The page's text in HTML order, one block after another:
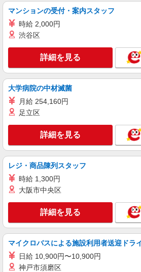
マンションの受付・案内スタッフ
時給 2,000円
渋谷区
詳細を見る
大学病院の中材滅菌
月給 254,160円
足立区
詳細を見る
レジ・商品陳列スタッフ
時給 1,300円
大阪市中央区
詳細を見る
マイクロバスによる施設利用者送迎ドラ
日給 10,900円〜10,900円
神戸市須磨区